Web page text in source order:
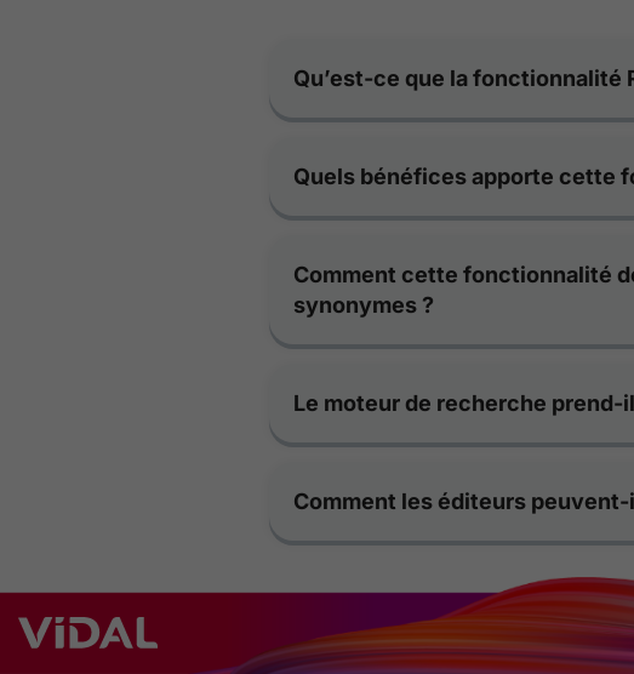
Qu’est-ce que la fonctionnalité
Quels bénéfices apporte cette
Comment cette fonctionnalité
synonymes ?
Le moteur de recherche
Comment les éditeurs